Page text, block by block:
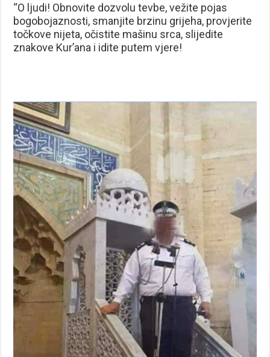
“O ljudi! Obnovite dozvolu tevbe, vežite pojas
bogobojaznosti, smanjite brzinu grijeha, provjerite
točkove nijeta, očistite mašinu srca, slijedite
znakove Kur’ana i idite putem vjere!